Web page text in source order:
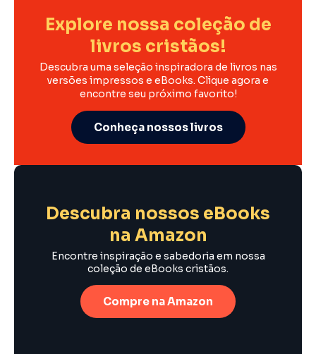
Explore nossa coleção de
livros cristãos!
Descubra uma seleção inspiradora de livros nas
versões impressos e eBooks. Clique agora e
encontre seu próximo favorito!
Conheça nossos livros
Descubra nossos eBooks
na Amazon
Encontre inspiração e sabedoria em nossa
coleção de eBooks cristãos.
Compre na Amazon